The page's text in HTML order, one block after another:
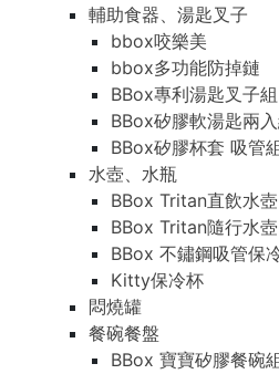
輔助食器、湯匙叉子
bbox咬樂美
bbox多功能防掉鏈
BBox專利湯匙叉子組
BBox矽膠軟湯匙兩
BBox矽膠杯套 吸管
水壺、水瓶
BBox Tritan直飲水
BBox Tritan隨行水
BBox 不鏽鋼吸管保
Kitty保冷杯
悶燒罐
餐碗餐盤
BBox 寶寶矽膠餐碗